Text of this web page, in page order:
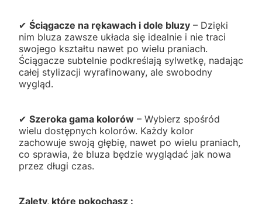
✔ Ściągacze na rękawach i dole bluzy – Dzięki
nim bluza zawsze układa się idealnie i nie traci
swojego kształtu nawet po wielu praniach.
Ściągacze subtelnie podkreślają sylwetkę, nadając
całej stylizacji wyrafinowany, ale swobodny
wygląd.
✔ Szeroka gama kolorów – Wybierz spośród
wielu dostępnych kolorów. Każdy kolor
zachowuje swoją głębię, nawet po wielu praniach,
co sprawia, że bluza będzie wyglądać jak nowa
przez długi czas.
Zalety, które pokochasz :